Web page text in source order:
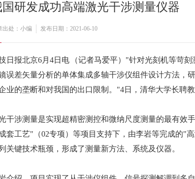
国研发成功高端激光干涉测量仪器
出处：小编 发布日期：2021-06-10
日报北京6月4日电 （记者马爱平）"针对光刻机等苛
误差矢量分析的单体集成多轴干涉仪组件设计方法，
业的垄断和对我国的出口限制。"4日，清华大学长聘
干涉测量是实现超精密测控和微纳尺度测量的最有效
套工艺"（02专项）等项目支持下，由李岩等完成的"
关键技术瓶颈，形成了测量新方法、系统及仪器。